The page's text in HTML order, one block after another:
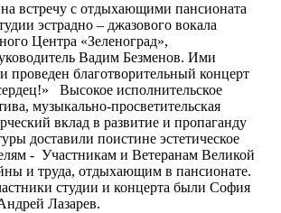
встречу с отдыхающими пансионата
эстрадно – джазового вокала
Центра «Зеленоград»,
Вадим Безменов. Ими
проведен благотворительный концерт
Высокое исполнительское
музыкально-просветительская
вклад в развитие и пропаганду
доставили поистине эстетическое
- Участникам и Ветеранам Великой
и труда, отдыхающим в пансионате.
студии и концерта были София
Лазарев.